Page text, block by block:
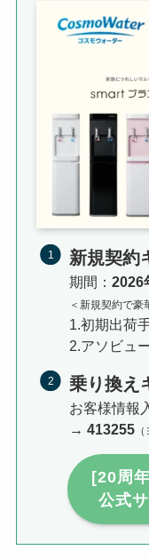
新規契約
期間： 2026
＜新規契約で豪
1.初期出荷
2.アソビュ
乗り換え
お客様情報
→ 413255（
[20周
公式